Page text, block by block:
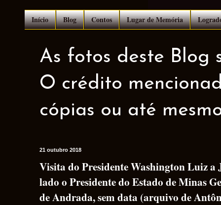
Início Blog Contos Lugar de Memória
As fotos deste Blog
O crédito
cópias ou até
21 outubro 2018
Visita do Presidente Washington Luiz a
lado o Presidente do Estado de Minas
de Andrada, sem data (arquivo de